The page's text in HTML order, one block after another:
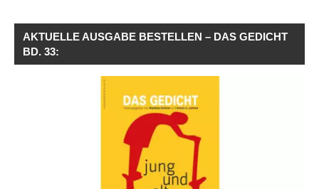
AKTUELLE AUSGABE BESTELLEN – DAS GEDICHT
BD. 33: